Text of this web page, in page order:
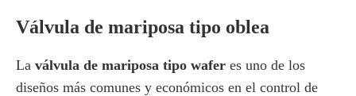
Válvula de mariposa tipo oblea
La válvula de mariposa tipo wafer es uno de los
diseños más comunes y económicos en el control de